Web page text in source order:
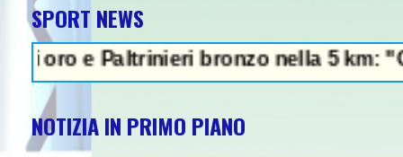
SPORT NEWS
bronzo nella 5 km: "Ora ci
NOTIZIA IN PRIMO PIANO